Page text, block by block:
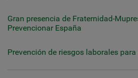
Gran presencia de Fraternidad-
Prevencionar España
Prevención de riesgos laborales